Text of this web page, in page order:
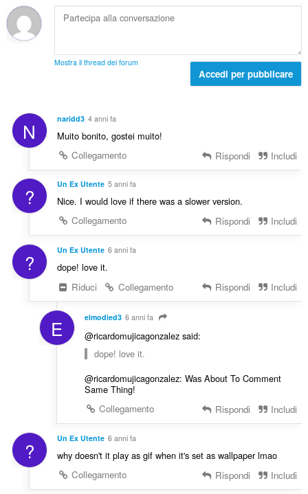
Mostra il thread dei forum
Accedi per pubblicare
N naridd3 4 anni fa
Muito bonito, gostei muito!
Collegamento
Rispondi Includi
? Un Ex Utente 5 anni fa
Nice. I would love if there was a slower version.
Collegamento
Rispondi Includi
? Un Ex Utente 6 anni fa
dope! love it.
Riduci
Collegamento Rispondi Includi
E elmodied3 6 anni fa
@ricardomujicagonzalez said:
dope! love it.
@ricardomujicagonzalez: Was About To Comment
Same Thing!
Collegamento
Rispondi Includi
? Un Ex Utente 6 anni fa
why doesn't it play as gif when it's set as wallpaper lmao
Collegamento
Rispondi Includi